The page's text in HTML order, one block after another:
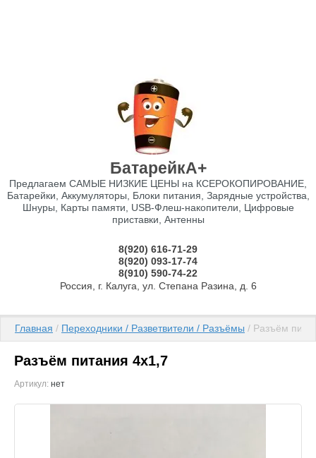
БатарейкА+
Предлагаем САМЫЕ НИЗКИЕ ЦЕНЫ на КСЕРОКОПИРОВАНИЕ,
Батарейки, Аккумуляторы, Блоки питания, Зарядные устройства,
Шнуры, Карты памяти, USB-Флеш-накопители, Цифровые
приставки, Антенны
8(920) 616-71-29
8(920) 093-17-74
8(910) 590-74-22
Россия, г. Калуга, ул. Степана Разина, д. 6
Главная / Переходники / Разветвители / Разъёмы / Разъём
Разъём питания 4х1,7
Артикул: нет